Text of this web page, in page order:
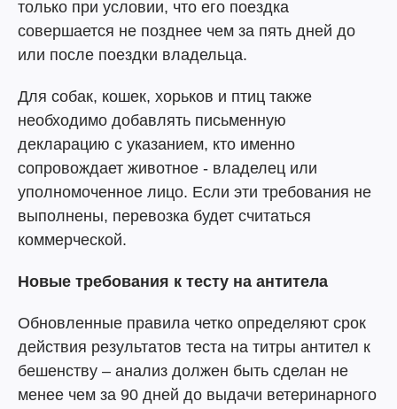
только при условии, что его поездка
совершается не позднее чем за пять дней до
или после поездки владельца.
Для собак, кошек, хорьков и птиц также
необходимо добавлять письменную
декларацию с указанием, кто именно
сопровождает животное - владелец или
уполномоченное лицо. Если эти требования не
выполнены, перевозка будет считаться
коммерческой.
Новые требования к тесту на антитела
Обновленные правила четко определяют срок
действия результатов теста на титры антител к
бешенству – анализ должен быть сделан не
менее чем за 90 дней до выдачи ветеринарного